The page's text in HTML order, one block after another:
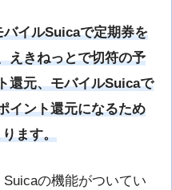
イルSuicaで定期券を
えきねっとで切符の予
還元、モバイルSuicaで
イント還元になるため
ます。
の機能がついてい